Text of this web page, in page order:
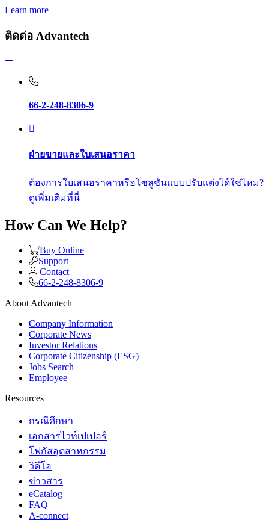
Learn more
ติดต่อ Advantech
66-2-248-8306-9
ฝ่ายขายและใบเสนอราคา
ต้องการใบเสนอราคาหรือโซลูชันแบบปรับแต่งได้ใช่ไหม?
ดูเพิ่มเติมที่นี่
How Can We Help?
Buy Online
Support
Contact
66-2-248-8306-9
About Advantech
Company Information
Corporate News
Investor Relations
Corporate Citizenship (ESG)
Jobs Search
Employee
Resources
กรณีศึกษา
เอกสารไวท์เปเปอร์
โฟกัสอุตสาหกรรม
วิดีโอ
ข่าวสาร
eCatalog
FAQ
A-connect